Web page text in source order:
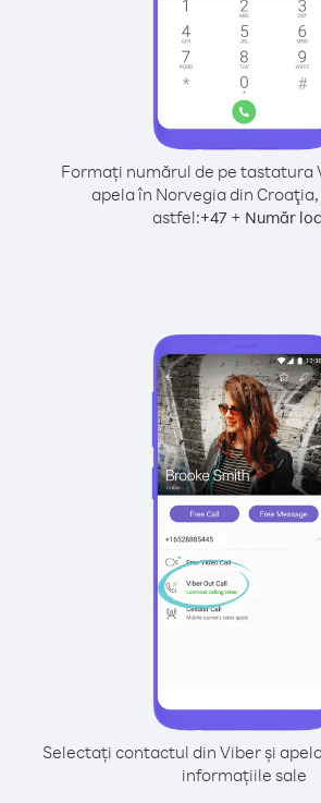
Formați numărul de pe tastatura
apela în Norvegia din
astfel:+47+ Număr
Selectați contactul din Viber și
informațiile sale